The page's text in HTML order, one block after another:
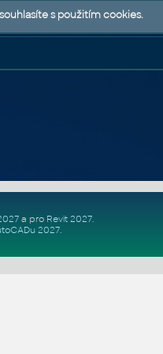
a pro Revit 2027.
2027.
s použitím cookies.